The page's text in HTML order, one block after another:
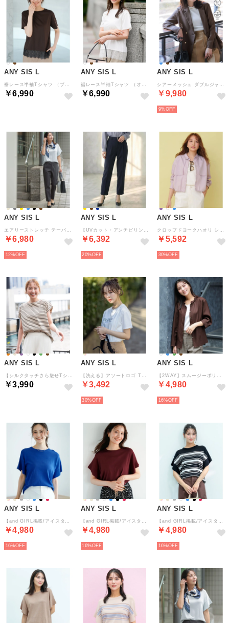
ANY SIS L
￥6,990
ANY SIS L
￥6,990
ANY SIS L
￥9,980
9%
ANY SIS L
￥6,980
12%
ANY SIS L
￥6,392
20%
ANY SIS L
￥5,592
30%
ANY SIS L
￥3,990
ANY SIS L
￥3,492
30%
ANY SIS L
￥4,980
16%
ANY SIS L
￥4,980
16%
ANY SIS L
￥4,980
16%
ANY SIS L
￥4,980
16%